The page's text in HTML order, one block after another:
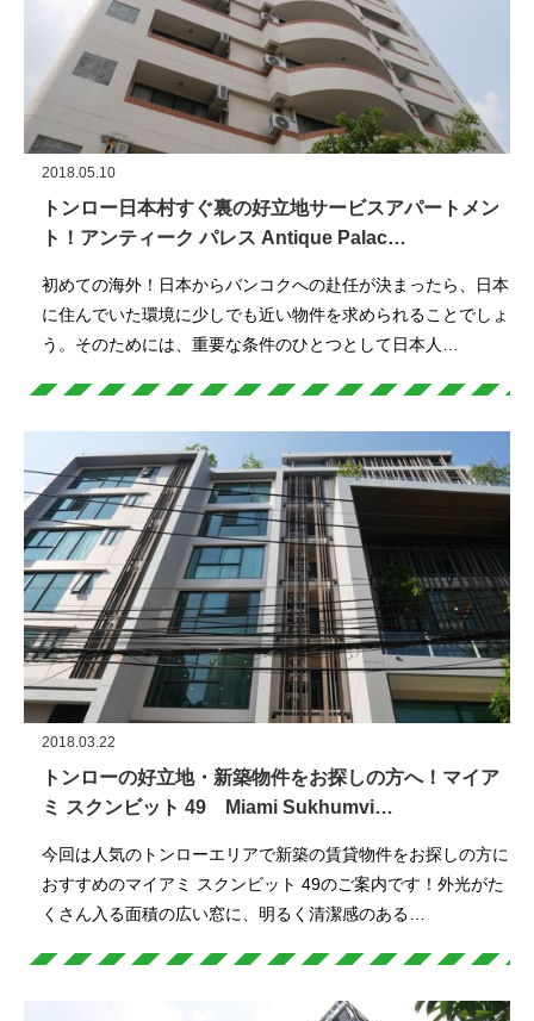
2018.05.10
トンロー日本村すぐ裏の好立地サービスアパートメン
ト！アンティーク パレス Antique Palac…
初めての海外！日本からバンコクへの赴任が決まったら、日本
に住んでいた環境に少しでも近い物件を求められることでしょ
う。そのためには、重要な条件のひとつとして日本人…
2018.03.22
トンローの好立地・新築物件をお探しの方へ！マイア
ミ スクンビット 49 Miami Sukhumvi…
今回は人気のトンローエリアで新築の賃貸物件をお探しの方に
おすすめのマイアミ スクンビット 49のご案内です！外光がた
くさん入る面積の広い窓に、明るく清潔感のある…